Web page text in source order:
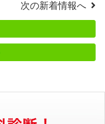
次の新着情報へ